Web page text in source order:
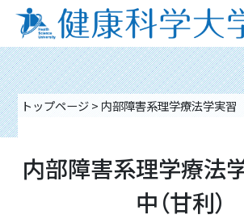
トップページ> 内部障害系理学療法学実習
内部障害系理学療
中（甘利）